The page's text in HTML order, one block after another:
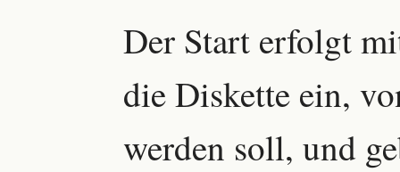
Der Start erfolgt
die Diskette ein,
werden soll, und